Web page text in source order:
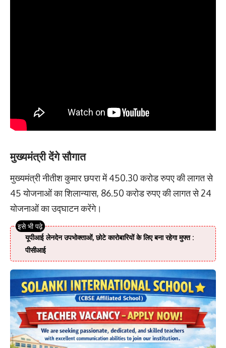
मुख्यमंत्री देंगे सौगात
मुख्यमंत्री नीतीश कुमार छपरा में 450.30 करोड रुपए की लागत से
45 योजनाओं का शिलान्यास, 86.50 करोड रुपए की लागत से 24
योजनाओं का उद्घाटन करेंगे।
यूपीआई लेनदेन उपभोक्ताओं, छोटे कारोबारियों के लिए बना रहेगा मुफ्त :
पीसीआई